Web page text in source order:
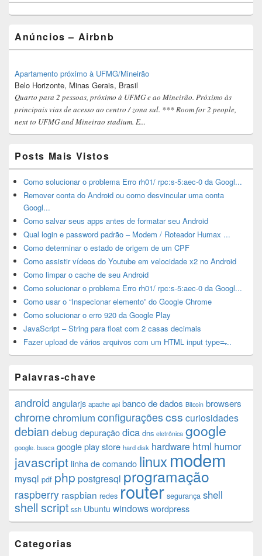
Widget
Area
Anúncios – Airbnb
Apartamento próximo à UFMG/Mineirão
Belo Horizonte, Minas Gerais, Brasil
Quarto para 2 pessoas, próximo à UFMG e ao Mineirão. Próximo às
principais vias de acesso ao centro / zona sul. *** Room for 2 people,
next to UFMG and Mineirao stadium. E...
Posts Mais Vistos
Como solucionar o problema Erro rh01/ rpc:s-5:aec-0 da Googl...
Remover conta do Android ou como desvincular uma conta
Googl...
Como salvar seus apps antes de formatar seu Android
Qual login e password padrão – Modem / Roteador Humax ...
Como determinar o estado de origem de um CPF
Como assistir vídeos do Youtube em velocidade x2 no Android
Como limpar o cache de seu Android
Como solucionar o problema Erro rh01/ rpc:s-5:aec-0 da Googl...
Como usar o “Inspecionar elemento” do Google Chrome
Como solucionar o erro 920 da Google Play
JavaScript – String para float com 2 casas decimais
Fazer upload de vários arquivos com um HTML input type=̶...
Palavras-chave
android angularjs apache api banco de dados Bitcoin browsers
chromechromium configurações css curiosidades
debian debug depuraçãodica dns eletrônica google
google. busca google play store hard disk hardware html humor
javascript linha de comando linux modem
mysql pdf php postgresql programação
raspberry raspbian redes router segurança shell
shell script ssh Ubuntu windows wordpress
Categorias